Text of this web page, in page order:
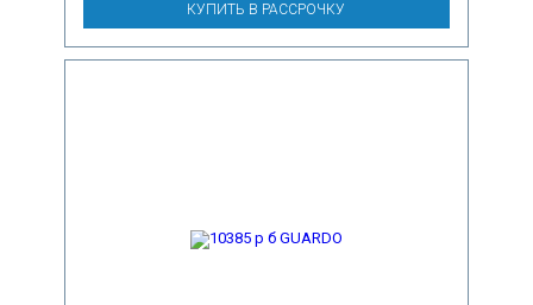
КУПИТЬ В РАССРОЧКУ